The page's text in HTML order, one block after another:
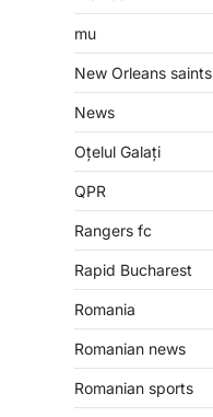
mu
New Orleans saints
News
Oțelul Galați
QPR
Rangers fc
Rapid Bucharest
Romania
Romanian news
Romanian sports